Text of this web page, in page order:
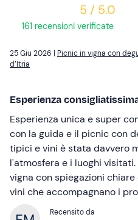
5 / 5.0
161 recensioni verificate
25 Giu 2026 | Picnic in vigna con
d’Itria
Esperienza
Esperienza unica e super
con la guida e il picnic con
tipici e vini è stata davvero
l'atmosfera e i luoghi
vigna con spiegazioni
vini che accompagnano i
Recensito da